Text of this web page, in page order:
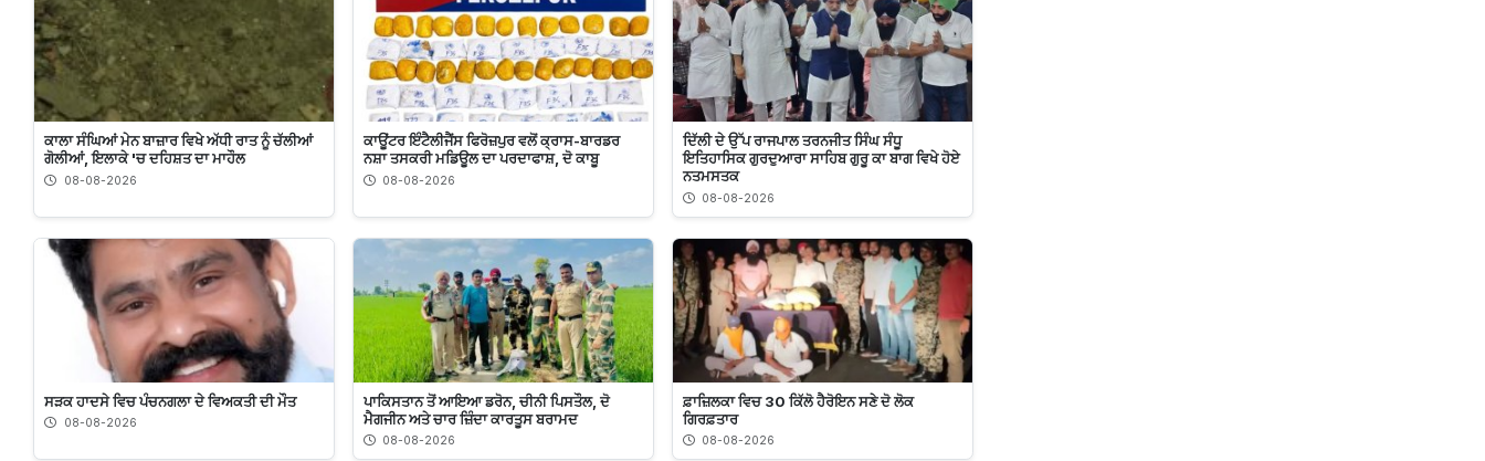
ਕਾਲਾ ਸੰਘਿਆਂ ਮੇਨ ਬਾਜ਼ਾਰ ਵਿਖੇ ਅੱਧੀ ਰਾਤ ਨੂੰ ਚੱਲੀਆਂ
ਗੋਲੀਆਂ, ਇਲਾਕੇ 'ਚ ਦਹਿਸ਼ਤ ਦਾ ਮਾਹੌਲ
08-08-2026
ਕਾਊਂਟਰ ਇੰਟੈਲੀਜੈਂਸ ਫਿਰੋਜ਼ਪੁਰ ਵਲੋਂ ਕ੍ਰਾਸ-ਬਾਰਡਰ
ਨਸ਼ਾ ਤਸਕਰੀ ਮਡਿਊਲ ਦਾ ਪਰਦਾਫਾਸ਼, ਦੋ ਕਾਬੂ
08-08-2026
ਦਿੱਲੀ ਦੇ ਉੱਪ ਰਾਜਪਾਲ ਤਰਨਜੀਤ ਸਿੰਘ ਸੰਧੂ
ਇਤਿਹਾਸਿਕ ਗੁਰਦੁਆਰਾ ਸਾਹਿਬ ਗੁਰੂ ਕਾ ਬਾਗ ਵਿਖੇ ਹੋਏ
ਨਤਮਸਤਕ
08-08-2026
ਸੜਕ ਹਾਦਸੇ ਵਿਚ ਪੰਚਨਗਲਾ ਦੇ ਵਿਅਕਤੀ ਦੀ ਮੌਤ
08-08-2026
ਪਾਕਿਸਤਾਨ ਤੋਂ ਆਇਆ ਡਰੋਨ, ਚੀਨੀ ਪਿਸਤੌਲ, ਦੋ
ਮੈਗਜੀਨ ਅਤੇ ਚਾਰ ਜ਼ਿੰਦਾ ਕਾਰਤੂਸ ਬਰਾਮਦ
08-08-2026
ਫ਼ਾਜ਼ਿਲਕਾ ਵਿਚ 30 ਕਿੱਲੋ ਹੈਰੋਇਨ ਸਣੇ ਦੋ ਲੋਕ
ਗਿਰਫ਼ਤਾਰ
08-08-2026